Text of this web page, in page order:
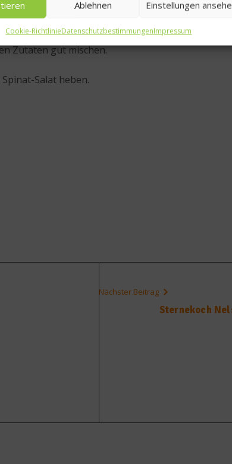
Ablehnen Einstellungen
Cookie-RichtlinieDatenschutzbestimmungenImpressum
herausdrücken.
Zutaten gut mischen.
Salat heben.
Nächster Beitrag
Sternekoch